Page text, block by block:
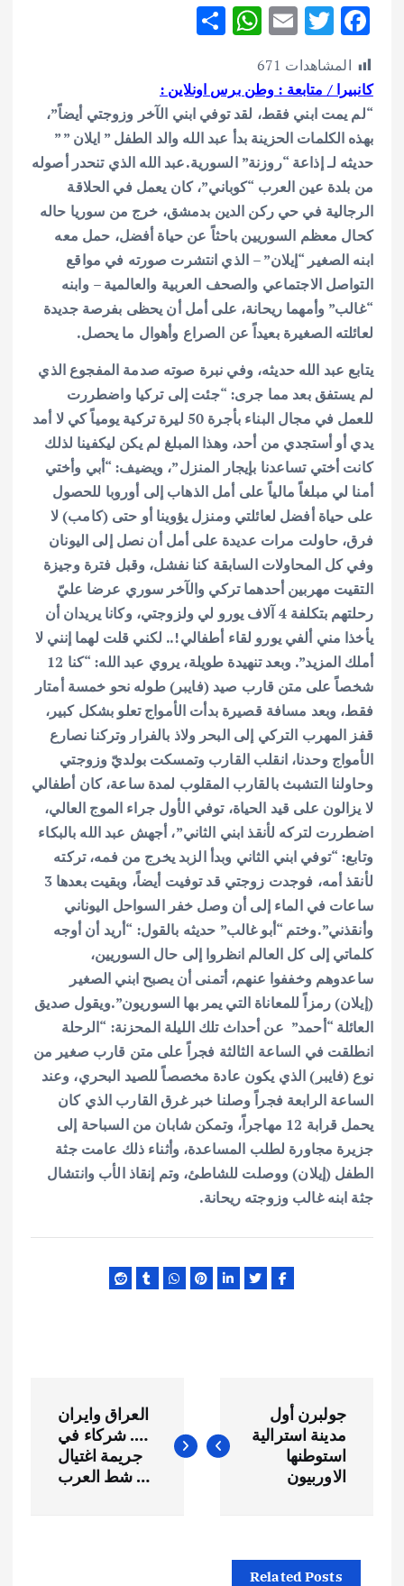
F
ac
e
b
o
o
k
T
w
it
te
r
E
ai
l
W
at
s
A
p
p
ar
e
المشاهدات 671
كانبيرا / متابعة : وطن برس اونلاين :
“لم يمت ابني فقط، لقد توفي ابني الآخر وزوجتي أيضاً”،
بهذه الكلمات الحزينة بدأ عبد الله والد الطفل ” ايلان ” ”
حديثه لـ إذاعة “روزنة” السورية.عبد الله الذي تنحدر أصوله
من بلدة عين العرب “كوباني”، كان يعمل في الحلاقة
الرجالية في حي ركن الدين بدمشق، خرج من سوريا حاله
كحال معظم السوريين باحثاً عن حياة أفضل، حمل معه
ابنه الصغير “إيلان” – الذي انتشرت صورته في مواقع
التواصل الاجتماعي والصحف العربية والعالمية – وابنه
“غالب” وأمهما ريحانة، على أمل أن يحظى بفرصة جديدة
لعائلته الصغيرة بعيداً عن الصراع وأهوال ما يحصل.
يتابع عبد الله حديثه، وفي نبرة صوته صدمة المفجوع الذي
لم يستفق بعد مما جرى: “جئت إلى تركيا واضطررت
للعمل في مجال البناء بأجرة 50 ليرة تركية يومياً كي لا أمد
يدي أو أستجدي من أحد، وهذا المبلغ لم يكن ليكفينا لذلك
كانت أختي تساعدنا بإيجار المنزل”، ويضيف: “أبي وأختي
أمنا لي مبلغاً مالياً على أمل الذهاب إلى أوروبا للحصول
على حياة أفضل لعائلتي ومنزل يؤوينا أو حتى (كامب) لا
فرق، حاولت مرات عديدة على أمل أن نصل إلى اليونان
وفي كل المحاولات السابقة كنا نفشل، وقبل فترة وجيزة
التقيت مهربين أحدهما تركي والآخر سوري عرضا عليّ
رحلتهم بتكلفة 4 آلاف يورو لي ولزوجتي، وكانا يريدان أن
يأخذا مني ألفي يورو لقاء أطفالي!.. لكني قلت لهما إنني لا
أملك المزيد”.
وبعد تنهيدة طويلة، يروي عبد الله: “كنا 12
شخصاً على متن قارب صيد (فايبر) طوله نحو خمسة أمتار
فقط، وبعد مسافة قصيرة بدأت الأمواج تعلو بشكل كبير،
قفز المهرب التركي إلى البحر ولاذ بالفرار وتركنا نصارع
الأمواج وحدنا، انقلب القارب وتمسكت بولديّ وزوجتي
وحاولنا التشبث بالقارب المقلوب لمدة ساعة، كان أطفالي
لا يزالون على قيد الحياة، توفي الأول جراء الموج العالي،
اضطررت لتركه لأنقذ ابني الثاني”، أجهش عبد الله بالبكاء
وتابع: “توفي ابني الثاني وبدأ الزبد يخرج من فمه، تركته
لأنقذ أمه، فوجدت زوجتي قد توفيت أيضاً، وبقيت بعدها 3
ساعات في الماء إلى أن وصل خفر السواحل اليوناني
وأنقذني”.وختم “أبو غالب” حديثه بالقول: “أريد أن أوجه
كلماتي إلى كل العالم انظروا إلى حال السوريين،
ساعدوهم وخففوا عنهم، أتمنى أن يصبح ابني الصغير
(إيلان) رمزاً للمعاناة التي يمر بها السوريون”.ويقول صديق
العائلة “أحمد” عن أحداث تلك الليلة المحزنة: “الرحلة
انطلقت في الساعة الثالثة فجراً على متن قارب صغير من
نوع (فايبر) الذي يكون عادة مخصصاً للصيد البحري، وعند
الساعة الرابعة فجراً وصلنا خبر غرق القارب الذي كان
يحمل قرابة 12 مهاجراً، وتمكن شابان من السباحة إلى
جزيرة مجاورة لطلب المساعدة، وأثناء ذلك عامت جثة
الطفل (إيلان) ووصلت للشاطئ، وتم إنقاذ الأب وانتشال
جثة ابنه غالب وزوجته ريحانة.
ص
جولبرن أول
مدينة استرالية
استوطنها
الاوربيون
العراق وايران
…. شركاء في
جريمة اغتيال
… شط العرب
Related Posts